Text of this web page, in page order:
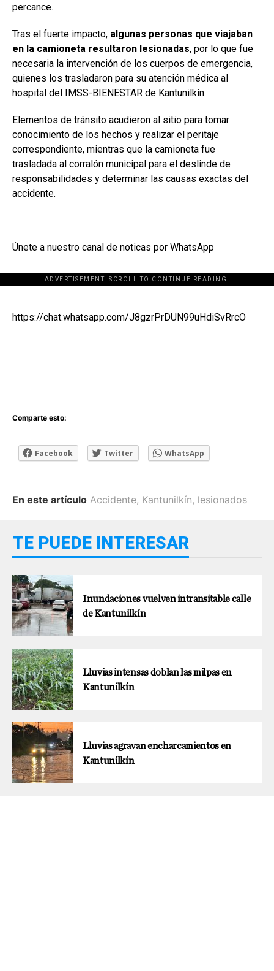
percance.
Tras el fuerte impacto, algunas personas que viajaban
en la camioneta resultaron lesionadas, por lo que fue
necesaria la intervención de los cuerpos de emergencia,
quienes los trasladaron para su atención médica al
hospital del IMSS-BIENESTAR de Kantunilkín.
Elementos de tránsito acudieron al sitio para tomar
conocimiento de los hechos y realizar el peritaje
correspondiente, mientras que la camioneta fue
trasladada al corralón municipal para el deslinde de
responsabilidades y determinar las causas exactas del
accidente.
Únete a nuestro canal de noticas por WhatsApp
ADVERTISEMENT. SCROLL TO CONTINUE READING.
[adsforwp id="243463"]
https://chat.whatsapp.com/J8gzrPrDUN99uHdiSvRrcO
Comparte esto:
Facebook Twitter WhatsApp
En este artículo Accidente, Kantunilkín, lesionados
TE PUEDE INTERESAR
Inundaciones vuelven intransitable calle
de Kantunilkín
Lluvias intensas doblan las milpas en
Kantunilkín
Lluvias agravan encharcamientos en
Kantunilkín